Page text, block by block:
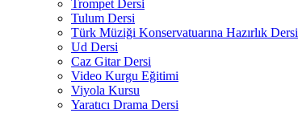
Trompet Dersi
Tulum Dersi
Türk Müziği Konservatuarına Hazırlık Dersi
Ud Dersi
Caz Gitar Dersi
Video Kurgu Eğitimi
Viyola Kursu
Yaratıcı Drama Dersi